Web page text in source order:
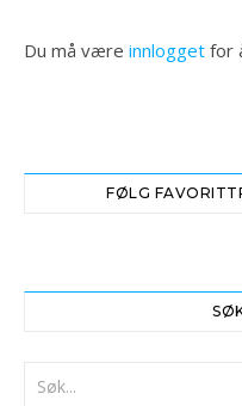
Du må være innlogget for
FØLG